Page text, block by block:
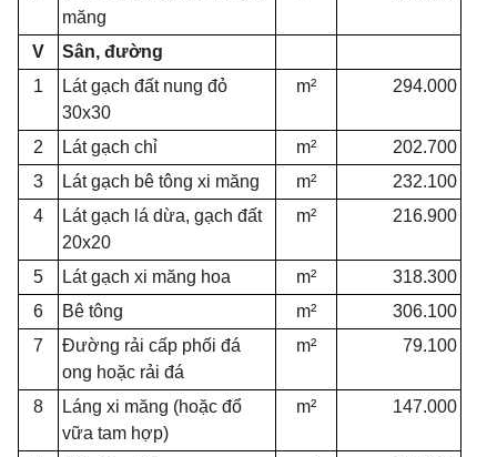
măng
V
Sân, đường
1
Lát gạch đất nung đỏ
30x30
m² 294.000
2 Lát gạch chỉ m²
202.700
3
Lát gạch bê tông xi măng m²
232.100
4
Lát gạch lá dừa, gạch đất
20x20
m² 216.900
5 Lát gạch xi măng hoa m²
318.300
6
Bê tông m²
306.100
7
Đường rải cấp phối đá
ong hoặc rải đá
m² 79.100
8
Láng xi măng (hoặc đổ
vữa tam hợp)
m² 147.000